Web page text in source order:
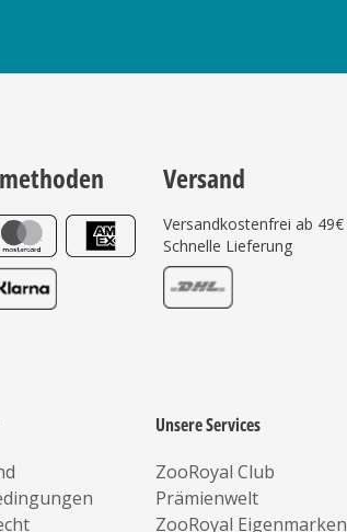
Versand
Versandkostenfrei ab 49€
Schnelle Lieferung
Unsere Services
ZooRoyal Club
Prämienwelt
ZooRoyal Eigenmarken